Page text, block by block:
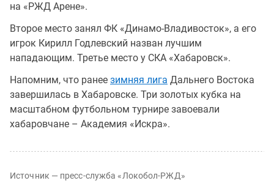
на «РЖД Арене».
Второе место занял ФК «Динамо-Владивосток», а его
игрок Кирилл Годлевский назван лучшим
нападающим. Третье место у СКА «Хабаровск».
Напомним, что ранее зимняя лига Дальнего Востока
завершилась в Хабаровске. Три золотых кубка на
масштабном футбольном турнире завоевали
хабаровчане – Академия «Искра».
Источник — пресс-служба «Локобол-РЖД»